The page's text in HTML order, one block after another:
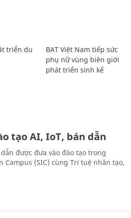
triển du
BAT Việt Nam tiếp sức
phụ nữ vùng biên giới
phát triển sinh kế
tạo AI, IoT, bán dẫn
được đưa vào đào tạo trong
(SIC) cùng Trí tuệ nhân tạo,